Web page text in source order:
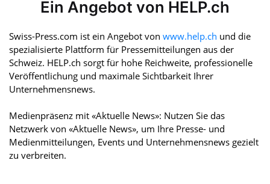
Ein Angebot von HELP.ch
Swiss-Press.com ist ein Angebot von www.help.ch und die
spezialisierte Plattform für Pressemitteilungen aus der
Schweiz. HELP.ch sorgt für hohe Reichweite, professionelle
Veröffentlichung und maximale Sichtbarkeit Ihrer
Unternehmensnews.
Medienpräsenz mit «Aktuelle News»: Nutzen Sie das
Netzwerk von «Aktuelle News», um Ihre Presse- und
Medienmitteilungen, Events und Unternehmensnews gezielt
zu verbreiten.